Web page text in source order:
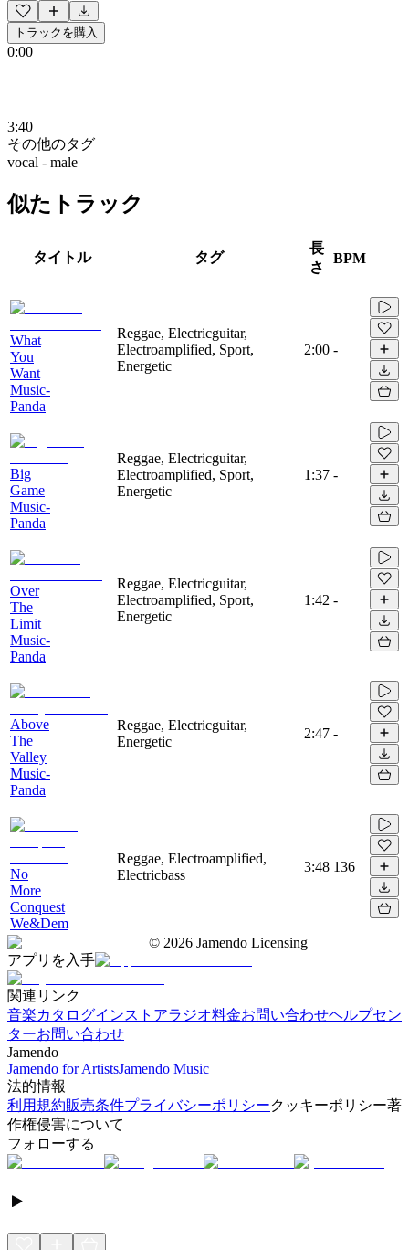
トラックを購入
0:00
3:40
その他のタグ
vocal - male
似たトラック
タイトル タグ
長
さ
BPM
What
You
Want
Music-
Panda
Reggae, Electricguitar,
Electroamplified, Sport,
Energetic
2:00 -
Big
Game
Music-
Panda
Reggae, Electricguitar,
Electroamplified, Sport,
Energetic
1:37 -
Over
The
Limit
Music-
Panda
Reggae, Electricguitar,
Electroamplified, Sport,
Energetic
1:42 -
Above
The
Valley
Music-
Panda
Reggae, Electricguitar,
Energetic
2:47 -
No
More
Conquest
We&Dem
Reggae, Electroamplified,
Electricbass
3:48 136
© 2026 Jamendo Licensing
アプリを入手
関連リンク
音楽カタログインストアラジオ料金お問い合わせヘルプセン
ターお問い合わせ
Jamendo
Jamendo for ArtistsJamendo Music
法的情報
利用規約販売条件プライバシーポリシークッキーポリシー著
作権侵害について
フォローする